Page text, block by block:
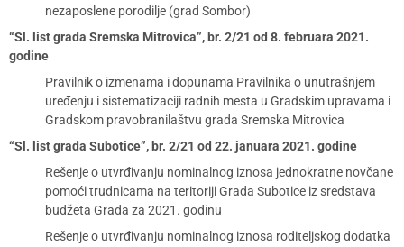
nezaposlene porodilje (grad Sombor)
“Sl. list grada Sremska Mitrovica”, br. 2/21 od 8. februara 2021.
godine
Pravilnik o izmenama i dopunama Pravilnika o unutrašnjem
uređenju i sistematizaciji radnih mesta u Gradskim upravama i
Gradskom pravobranilaštvu grada Sremska Mitrovica
“Sl. list grada Subotice”, br. 2/21 od 22. januara 2021. godine
Rešenje o utvrđivanju nominalnog iznosa jednokratne novčane
pomoći trudnicama na teritoriji Grada Subotice iz sredstava
budžeta Grada za 2021. godinu
Rešenje o utvrđivanju nominalnog iznosa roditeljskog dodatka